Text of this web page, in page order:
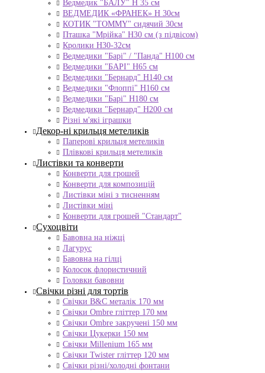
Ведмедик "БАЛУ" Н 35 см
ВЕДМЕДИК «ФРАНЕК» H 30см
КОТИК "ТОMMY" сидячий 30см
Пташка "Мрійка" Н30 см (з підвісом)
Кролики Н30-32см
Ведмедики "Барі" / "Панда" Н100 см
Ведмедики "БАРІ" Н65 см
Ведмедики "Бернард" Н140 см
Ведмедики "Флоппі" Н160 см
Ведмедики "Барі" Н180 см
Ведмедики "Бернард" Н200 см
Різні м'які іграшки
Декор-ні крильця метеликів
Паперові крильця метеликів
Плівкові крильця метеликів
Листівки та конверти
Конверти для грошей
Конверти для композицій
Листівки міні з тисненням
Листівки міні
Конверти для грошей "Стандарт"
Сухоцвіти
Бавовна на ніжці
Лагурус
Бавовна на гілці
Колосок флористичний
Головки бавовни
Свічки різні для тортів
Свічки B&C металік 170 мм
Свічки Ombre гліттер 170 мм
Свічки Ombre закручені 150 мм
Свічки Цукерки 150 мм
Свічки Millenium 165 мм
Свічки Twister гліттер 120 мм
Свічки різні/холодні фонтани